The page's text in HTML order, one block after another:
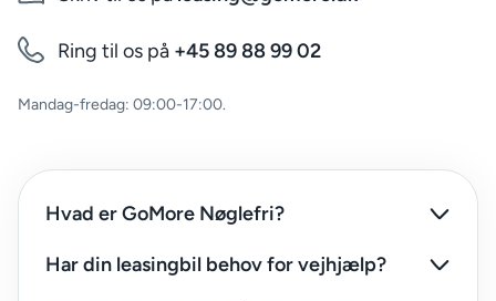
Ring til os på +45 89 88 99 02
mandag-fredag: 09:00-17:00.
Hvad er GoMore Nøglefri?
Har din leasingbil behov for vejhjælp?